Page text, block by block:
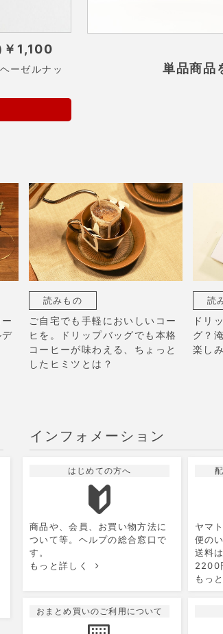
￥1,100
ーゼルナッ
単品商品
デ
読みもの
ご自宅でも手軽においしいコー
ヒを。ドリップバッグでも本格
コーヒーが味わえる、ちょっと
したヒミツとは？
読
ドリ
グ？
楽し
5
12
月
1
8
15
18
19 20
インフォメーション
はじめての方へ
商品や、会員、お買い物方法に
ついて等。ヘルプの総合窓口で
す。
もっと詳しく
ヤマ
便の
送料
2200
もっ
おまとめ買いのご利用について